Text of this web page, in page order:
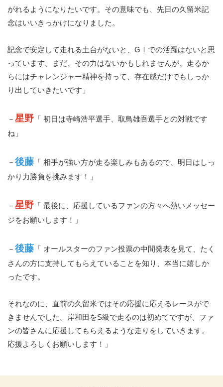
がれるようになりたいです。その意味でも、先日の久留米記
念はいいきっかけになりました。
記念で安定して走れる土台がないと、GⅠでの活躍はないと思
っています。まだ、その力はないかもしれませんが、走るか
らにはチャレンジャー精神を持って、存在感だけでもしっか
り出していきたいです」
－ 星野 「 初日は寺崎浩平選手、取鳥雄吾選手との対戦です
ね」
－ 後藤 「 相手が強い方が走る楽しみもあるので、明日はしっ
かり力勝負を挑みます！」
－ 星野 「 最後に、応援しているファンの方々へ熱いメッセー
ジをお願いします！」
－ 後藤 「 オールスターのファン投票の中間発表を見て、たく
さんの方に支持してもらえていることを知り、本当に嬉しか
ったです。
それなのに、直前の久留米ではその応援に応えるレースがで
きませんでした。岸和田をS級で走るのは初めてですが、ファ
ンの皆さんに応援してもらえるような走りをしていきます。
応援よろしくお願いします！」